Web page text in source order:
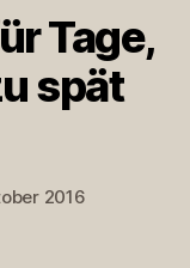
Tage,
spät
2016